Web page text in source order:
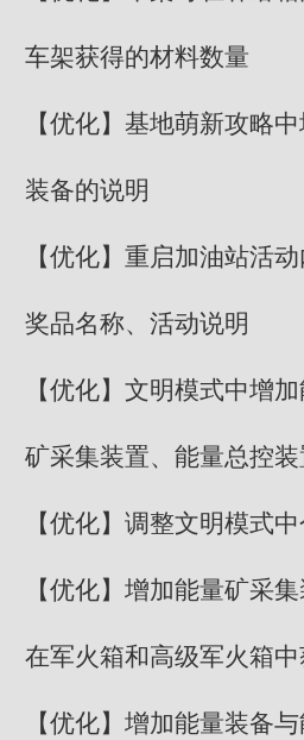
车架获得的材料数量
【优化】基地萌新攻略
装备的说明
【优化】重启加油站活
奖品名称、活动说明
【优化】文明模式中增
矿采集装置、能量总控装
【优化】调整文明模式
【优化】增加能量矿采
在军火箱和高级军火箱中
【优化】增加能量装备